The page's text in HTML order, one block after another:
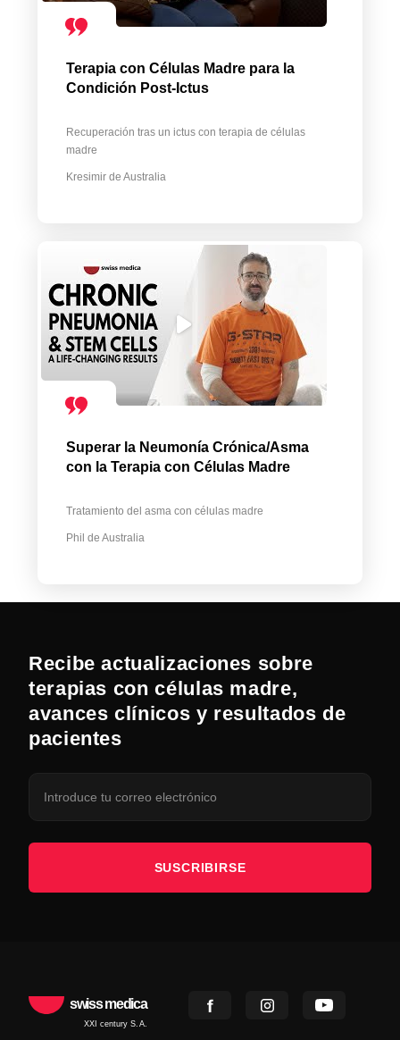
Terapia con Células Madre para la
Condición Post-Ictus
Recuperación tras un ictus con terapia de células
madre
Kresimir de Australia
Superar la Neumonía Crónica/Asma
con la Terapia con Células Madre
Tratamiento del asma con células madre
Phil de Australia
Recibe actualizaciones sobre
terapias con células madre,
avances clínicos y resultados de
pacientes
SUSCRIBIRSE
swiss medica
XXI century S.A.